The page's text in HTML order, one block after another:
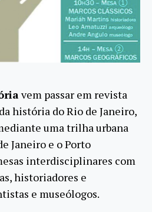
vem passar em revista
história do Rio de Janeiro,
uma trilha urbana
Janeiro e o Porto
interdisciplinares com
historiadores e
e museólogos.